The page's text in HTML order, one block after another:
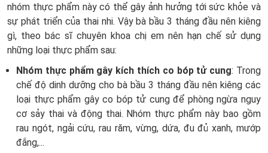
nhóm thực phẩm này có thể gây ảnh hưởng tới sức khỏe và
sự phát triển của thai nhi. Vậy bà bầu 3 tháng đầu nên kiêng
gì, theo bác sĩ chuyên khoa chị em nên hạn chế sử dụng
những loại thực phẩm sau:
Nhóm thực phẩm gây kích thích co bóp tử cung: Trong
chế độ dinh dưỡng cho bà bầu 3 tháng đầu nên kiêng các
loại thực phẩm gây co bóp tử cung để phòng ngừa nguy
cơ sảy thai và động thai. Nhóm thực phẩm này bao gồm
rau ngót, ngải cứu, rau răm, vừng, dứa, đu đủ xanh, mướp
đắng,...